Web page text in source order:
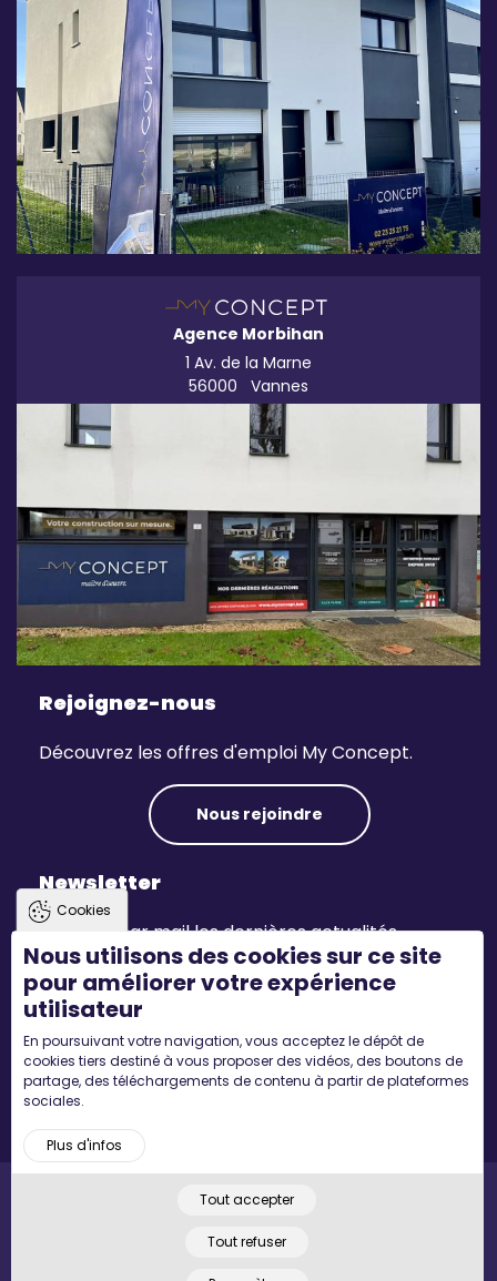
Agence Morbihan
1 Av. de la Marne
56000
Vannes
Rejoignez-nous
Découvrez les offres d'emploi My Concept.
Nous rejoindre
Newsletter
Recevez par mail les dernières actualités.
S'inscrire
Suivez-nous
Mentions légales
Cookies
Nous utilisons des cookies sur ce site
pour améliorer votre expérience
utilisateur
En poursuivant votre navigation, vous acceptez le dépôt de
cookies tiers destiné à vous proposer des vidéos, des boutons de
partage, des téléchargements de contenu à partir de plateformes
sociales.
Plus d'infos
Tout accepter
Tout refuser